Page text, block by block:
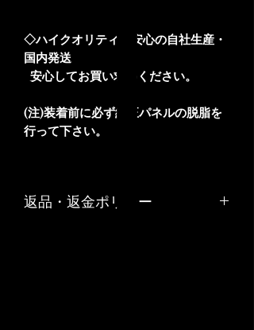
◇ハイクオリティ＆安心の自社生産・
国内発送
安心してお買い求めください。
(注)装着前に必ず純正パネルの脱脂を
行って下さい。
返品・返金ポリシー